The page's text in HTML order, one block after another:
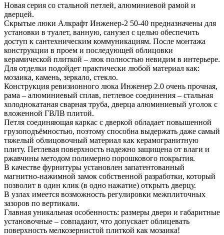
Новая серия со стальной петлей, алюминиевой рамой и
дверцей.
Скрытые люки Алкрафт Инженер-2 50-40 предназначены для
установки в туалет, ванную, санузел с целью обеспечить
доступ к сантехническим коммуникациям. После монтажа
конструкции в проем и последующей облицовки
керамической плиткой – люк полностью невидим в интерьере.
Для отделки подойдет практически любой материал как:
мозаика, камень, зеркало, стекло.
Конструкция ревизионного люка Инженер 2.0 очень прочная,
рама – алюминиевый сплав, петлевое соединения – стальная
холоднокатаная сварная труба, дверца алюминиевый уголок с
вложенной ГВЛВ плитой.
Петля соединяющая каркас с дверкой обладает повышенной
грузоподъёмностью, поэтому способна выдержать даже самый
тяжелый облицовочный материал как керамогранитную
плиту. Петлевая поверхность надежно защищена от влаги и
ржавчины методом полимерно порошкового покрытия.
В качестве фурнитуры установлен запатентованный
магнитно-нажимной замок собственной разработки, который
позволит в один клик (в одно нажатие) открыть дверцу.
В узлах имеется возможность регулировки межплиточных
зазоров по вертикали.
Главная уникальная особенность: размеры двери и габаритные
установочные – совпадают, что допускает облицевать
поверхность мелкозернистой плиткой как мозаика!